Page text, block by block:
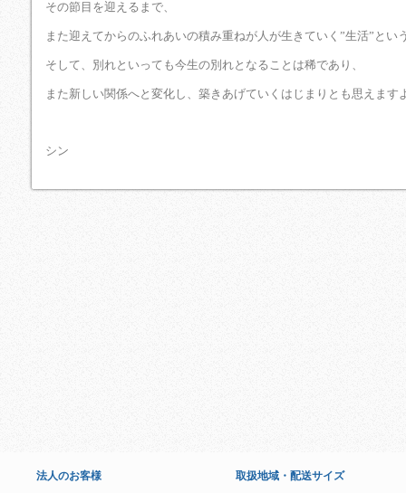
その節目を迎えるまで、
また迎えてからのふれあいの積み重ねが人が生きていく”生活”とい
⁡そして、別れといっても今生の別れとなることは稀であり、
また新しい関係へと変化し、築きあげていくはじまりとも思えます
シン
法人のお客様 取扱地域・配送サイズ